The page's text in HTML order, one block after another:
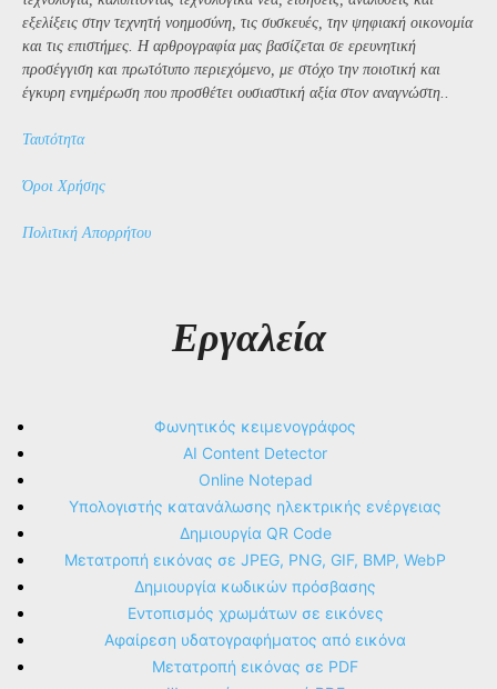
εξελίξεις στην τεχνητή νοημοσύνη, τις συσκευές, την ψηφιακή οικονομία
και τις επιστήμες. Η αρθρογραφία μας βασίζεται σε ερευνητική
προσέγγιση και πρωτότυπο περιεχόμενο, με στόχο την ποιοτική και
έγκυρη ενημέρωση που προσθέτει ουσιαστική αξία στον αναγνώστη..
Ταυτότητα
Όροι Χρήσης
Πολιτική Απορρήτου
Εργαλεία
Φωνητικός κειμενογράφος
AI Content Detector
Online Notepad
Υπολογιστής κατανάλωσης ηλεκτρικής ενέργειας
Δημιουργία QR Code
Μετατροπή εικόνας σε JPEG, PNG, GIF, BMP, WebP
Δημιουργία κωδικών πρόσβασης
Εντοπισμός χρωμάτων σε εικόνες
Αφαίρεση υδατογραφήματος από εικόνα
Μετατροπή εικόνας σε PDF